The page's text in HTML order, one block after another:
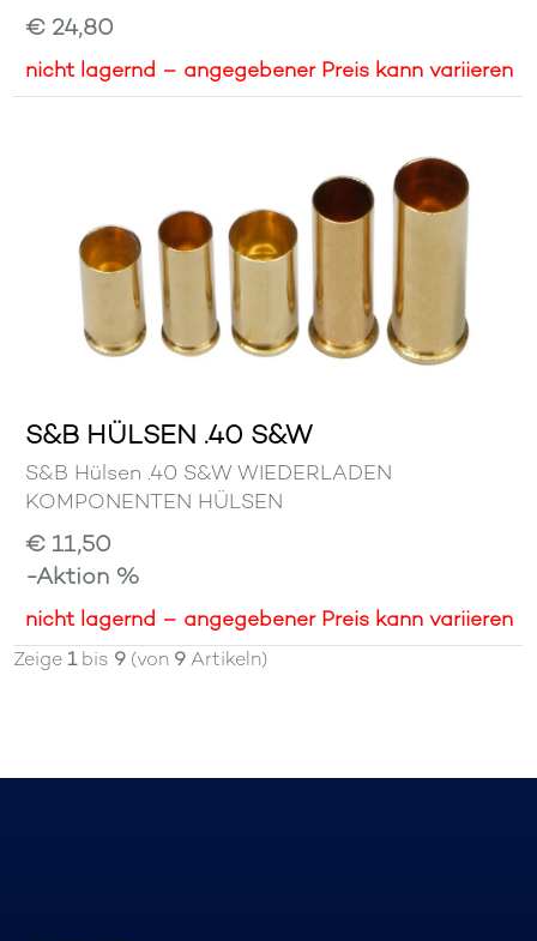
€ 24,80
nicht lagernd – angegebener Preis kann variieren
S&B HÜLSEN .40 S&W
S&B Hülsen .40 S&W WIEDERLADEN
KOMPONENTEN HÜLSEN
€ 11,50
-Aktion %
nicht lagernd – angegebener Preis kann variieren
Zeige1bis 9 (von 9Artikeln)